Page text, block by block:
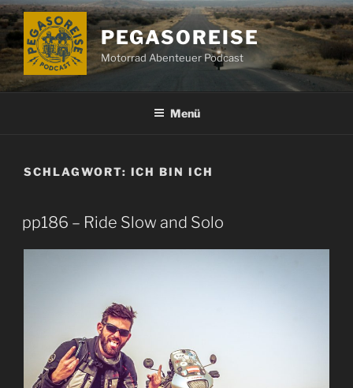
Zum
Inhalt
springen
PEGASOREISE
Motorrad Abenteuer Podcast
Menü
SCHLAGWORT: ICH BIN ICH
pp186 – Ride Slow and Solo